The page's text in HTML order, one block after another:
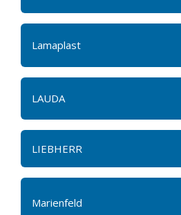
Lamaplast
LAUDA
LIEBHERR
Marienfeld